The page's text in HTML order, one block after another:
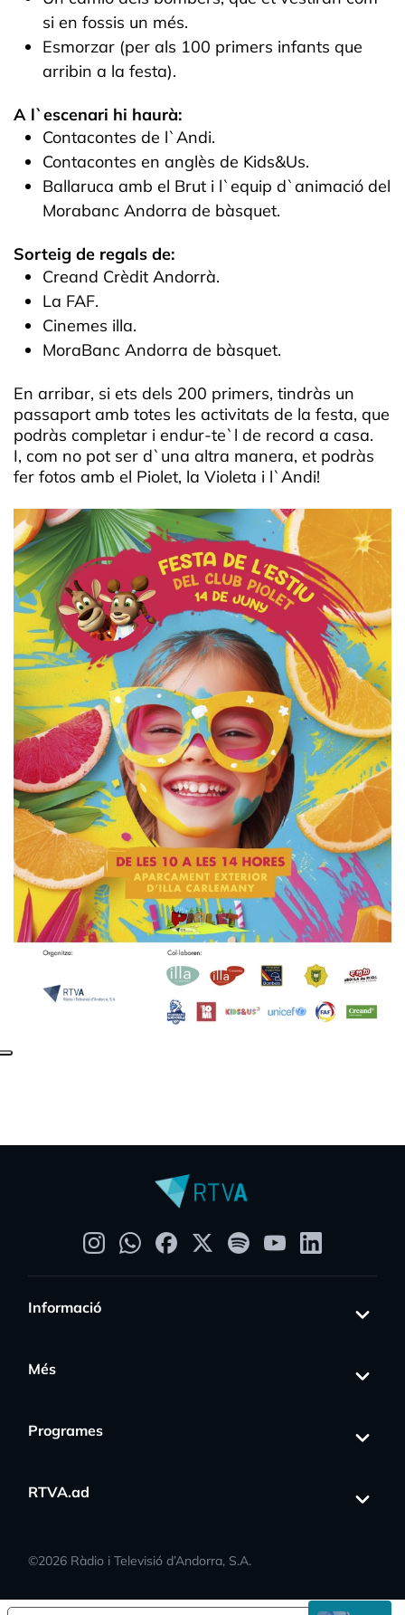
si en fossis un més.
Esmorzar (per als 100 primers infants que
arribin a la festa).
A l`escenari hi haurà:
Contacontes de l`Andi.
Contacontes en anglès de Kids&Us.
Ballaruca amb el Brut i l`equip d`animació del
Morabanc Andorra de bàsquet.
Sorteig de regals de:
Creand Crèdit Andorrà.
La FAF.
Cinemes illa.
MoraBanc Andorra de bàsquet.
En arribar, si ets dels 200 primers, tindràs un
passaport amb totes les activitats de la festa, que
podràs completar i endur-te`l de record a casa.
I, com no pot ser d`una altra manera, et podràs
fer fotos amb el Piolet, la Violeta i l`Andi!
Informació
Més
Programes
RTVA.ad
©2026 Ràdio i Televisió d’Andorra, S.A.